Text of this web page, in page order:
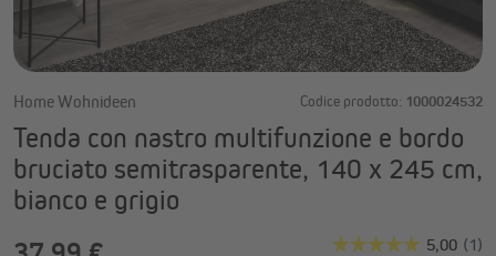
Home Wohnideen Codice prodotto: 1000024532
Tenda con nastro multifunzione e bordo
bruciato semitrasparente, 140 x 245 cm,
bianco e grigio